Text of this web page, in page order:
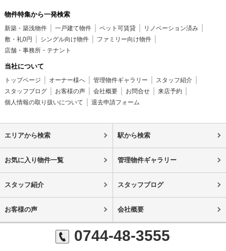
物件特集から一発検索
新築・築浅物件 一戸建て物件 ペット可賃貸
リノベーション済み
敷・礼0円
シングル向け物件
ファミリー向け物件
店舗・事務所・テナント
当社について
トップページ オーナー様へ 管理物件ギャラリー
スタッフ紹介
スタッフブログ
お客様の声 会社概要 お問合せ
来店予約
個人情報の取り扱いについて
退去申請フォーム
エリアから検索 駅から検索
お気に入り物件一覧 管理物件ギャラリー
スタッフ紹介 スタッフブログ
お客様の声 会社概要
0744-48-3555